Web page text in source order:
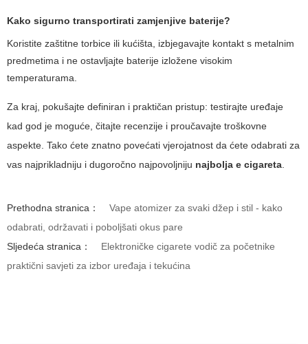
Kako sigurno transportirati zamjenjive baterije?
Koristite zaštitne torbice ili kućišta, izbjegavajte kontakt s metalnim
predmetima i ne ostavljajte baterije izložene visokim
temperaturama.
Za kraj, pokušajte definiran i praktičan pristup: testirajte uređaje
kad god je moguće, čitajte recenzije i proučavajte troškovne
aspekte. Tako ćete znatno povećati vjerojatnost da ćete odabrati za
vas najprikladniju i dugoročno najpovoljniju najbolja e cigareta.
Prethodna stranica：
Vape atomizer za svaki džep i stil - kako
odabrati, održavati i poboljšati okus pare
Sljedeća stranica：
Elektroničke cigarete vodič za početnike
praktični savjeti za izbor uređaja i tekućina